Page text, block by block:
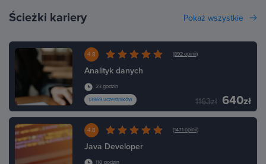
Ścieżki kariery Pokaż wszystkie
4.8 (892 opinii)
Analityk danych
23 godzin
13969 uczestników
1163zł 640zł
4.8 (1471 opinii)
Java Developer
110 godzin